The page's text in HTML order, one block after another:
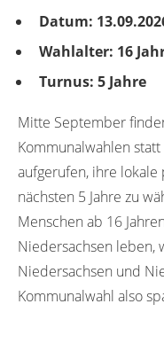
Datum:
Wahlalter: 16
Turnus: 5 Jahre
Mitte September
Kommunalwahlen
aufgerufen, ihre
nächsten 5 Jahre zu
Menschen ab 16
Niedersachsen leben,
Niedersachsen und
Kommunalwahl also